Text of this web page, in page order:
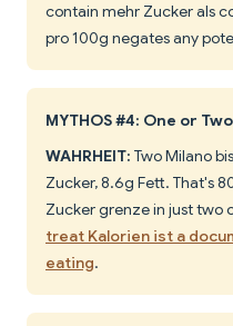
contain mehr Zucker als
pro 100g negates any
MYTHOS #4: One or
WAHRHEIT: Two Milano
Zucker, 8.6g Fett. That's
Zucker grenze in just two
treat Kalorien ist a
eating.